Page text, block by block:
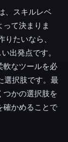
、スキルレベ
て決まりま
たいなら、
出発点です。
軟なツールを必
選択肢です。最
つかの選択肢を
確かめることで